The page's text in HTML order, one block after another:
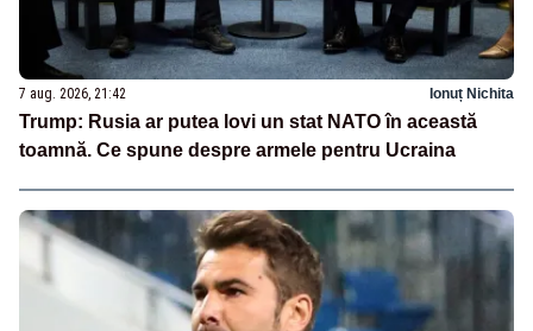
7 aug. 2026, 21:42 Ionuț Nichita
Trump: Rusia ar putea lovi un stat NATO în această
toamnă. Ce spune despre armele pentru Ucraina